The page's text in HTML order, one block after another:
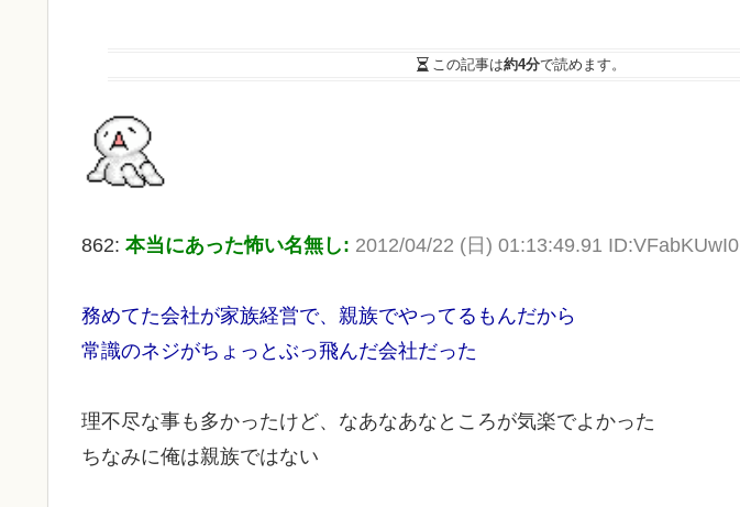
この記事は約4分で読めます。
862: 本当にあった怖い名無し: 2012/04/22 (日) 01:13:49.91 ID:VFabKUwI0
務めてた会社が家族経営で、親族でやってるもんだから
常識のネジがちょっとぶっ飛んだ会社だった
理不尽な事も多かったけど、なあなあなところが気楽でよかった
ちなみに俺は親族ではない